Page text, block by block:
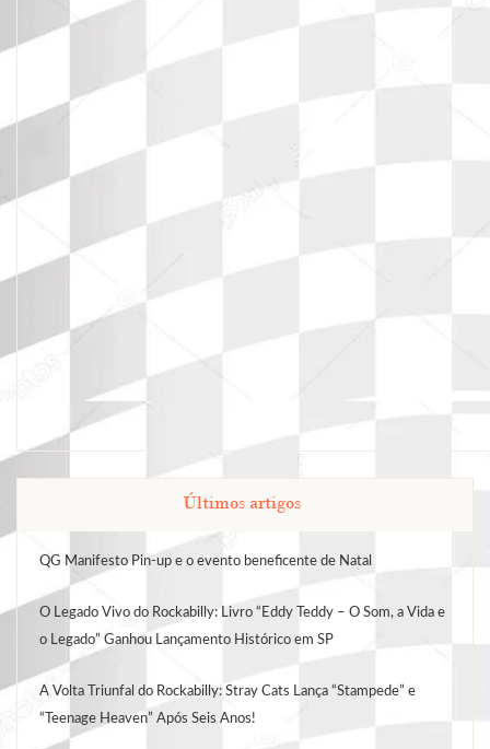
Últimos artigos
QG Manifesto Pin-up e o evento beneficente de Natal
O Legado Vivo do Rockabilly: Livro “Eddy Teddy – O Som, a Vida e
o Legado” Ganhou Lançamento Histórico em SP
A Volta Triunfal do Rockabilly: Stray Cats Lança “Stampede” e
“Teenage Heaven” Após Seis Anos!